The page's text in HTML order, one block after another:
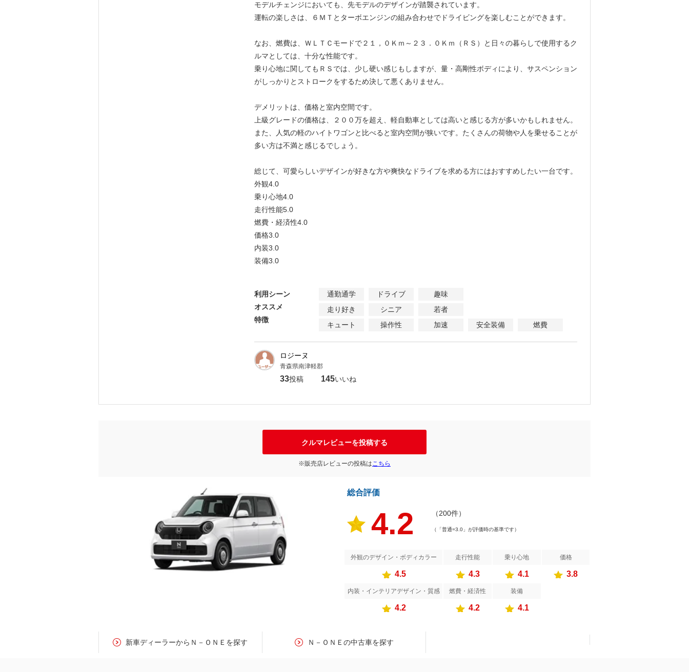
モデルチェンジにおいても、先モデルのデザインが踏襲されています。
運転の楽しさは、６ＭＴとターボエンジンの組み合わせでドライビングを楽しむことができます。
なお、燃費は、ＷＬＴＣモードで２１，０Ｋｍ～２３．０Ｋｍ（ＲＳ）と日々の暮らしで使用するク
ルマとしては、十分な性能です。
乗り心地に関してもＲＳでは、少し硬い感じもしますが、量・高剛性ボディにより、サスペンション
がしっかりとストロークをするため決して悪くありません。
デメリットは、価格と室内空間です。
上級グレードの価格は、２００万を超え、軽自動車としては高いと感じる方が多いかもしれません。
また、人気の軽のハイトワゴンと比べると室内空間が狭いです。たくさんの荷物や人を乗せることが
多い方は不満と感じるでしょう。
総じて、可愛らしいデザインが好きな方や爽快なドライブを求める方にはおすすめしたい一台です。
外観4.0
乗り心地4.0
走行性能5.0
燃費・経済性4.0
価格3.0
内装3.0
装備3.0
利用シーン 通勤通学 ドライブ
趣味
オススメ
走り好き シニア
若者
特徴
キュート 操作性 加速 安全装備 燃費
ロジーヌ
青森県南津軽郡
33投稿 145いいね
クルマレビューを投稿する
※販売店レビューの投稿はこちら
総合評価
4.2 （200件）
（「普通=3.0」が評価時の基準です）
外観のデザイン・ボディカラー 走行性能 乗り心地 価格
4.5 4.3 4.1 3.8
内装・インテリアデザイン・質感 燃費・経済性 装備
4.2 4.2 4.1
新車ディーラーからＮ－ＯＮＥを探す Ｎ－ＯＮＥの中古車を探す